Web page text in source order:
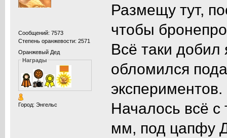
Сообщений: 7573
Степень оранжевости: 2571
Оранжевый Дед
Награды
Город: Энгельс
Размещу тут,
чтобы
Всё таки добил
обломился
экспериментов.
Началось всё с
мм, под цапфу